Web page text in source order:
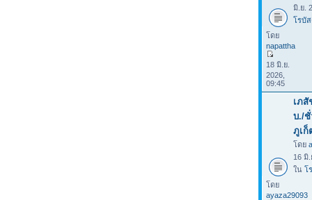
มิ.ย.
โรบั
โดย
napattha
18 มิ.ย.
2026,
09:45
เภสั
บ./ชั่
ภูเก็
โดย
16 มิ.
ใน โ
โดย
ayaza29093